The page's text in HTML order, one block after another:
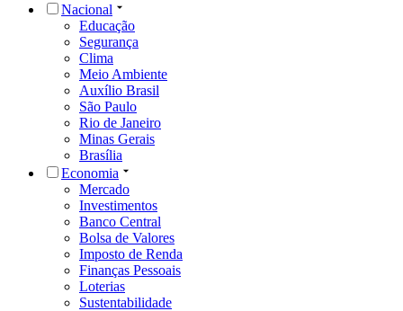
Nacional
Educação
Segurança
Clima
Meio Ambiente
Auxílio Brasil
São Paulo
Rio de Janeiro
Minas Gerais
Brasília
Economia
Mercado
Investimentos
Banco Central
Bolsa de Valores
Imposto de Renda
Finanças Pessoais
Loterias
Sustentabilidade